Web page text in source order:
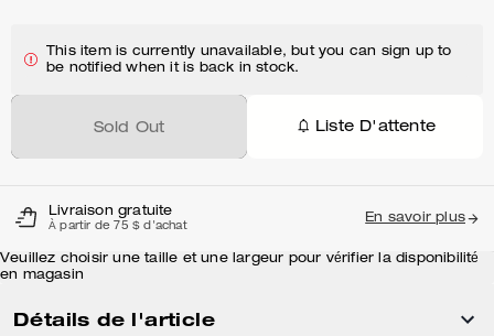
This item is currently unavailable, but you can sign up to
be notified when it is back in stock.
Sold Out Liste D'attente
Livraison gratuite
À partir de 75 $ d'achat
En savoir plus
Veuillez choisir une taille et une largeur pour vérifier la disponibilité
en magasin
Détails de l'article